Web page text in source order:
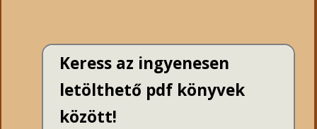
Keress az ingyenesen
letölthető pdf könyvek
között!